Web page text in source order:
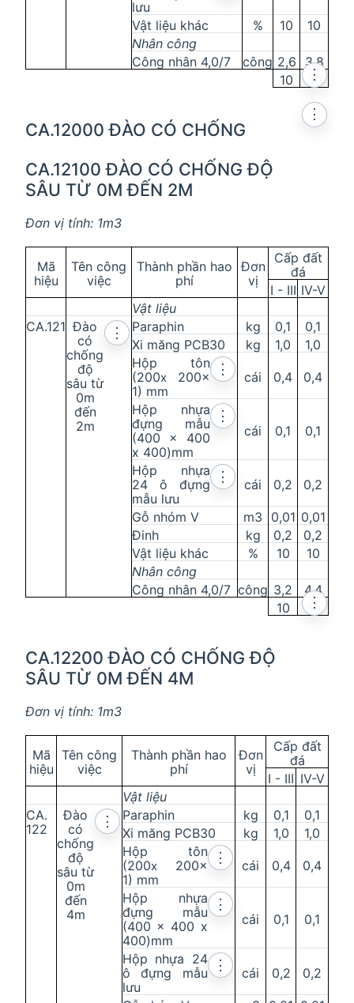
lưu
Vật liệu khác % 10
10
Nhân công
Công nhân 4,0/7
công 2,6
3,8
10
20
CA.12000 ĐÀO CÓ CHỐNG
⋮
CA.12100 ĐÀO CÓ CHỐNG ĐỘ
SÂU TỪ 0M ĐẾN 2M
⋮
Đơn vị tính: 1m3
Mã
hiệu
Tên công
việc
Thành phần hao
phí
Đơn
vị
Cấp đất
đá
I - III IV-V
Vật liệu
CA.121 Đào
có
chống
độ
sâu từ
0m
đến
2m
⋮ Paraphin kg 0,1
0,1
Xi măng PCB30
kg 1,0
1,0
Hộp tôn
(200x 200x
1) mm
⋮ cái 0,4 0,4
Hộp nhựa
đựng mẫu
(400 x 400
x 400)mm
⋮
cái
0,1 0,1
Hộp nhựa
24 ô đựng
mẫu lưu
⋮ cái 0,2 0,2
Gỗ nhóm V m3 0,01 0,01
Đinh
kg 0,2
0,2
Vật liệu khác
% 10
10
Nhân công
Công nhân 4,0/7 công 3,2
4,4
10
20
CA.12200 ĐÀO CÓ CHỐNG ĐỘ
SÂU TỪ 0M ĐẾN 4M
⋮
Đơn vị tính: 1m3
Mã
hiệu
Tên công
việc
Thành phần hao
phí
Đơn
vị
Cấp đất
đá
I - III IV-V
Vật liệu
CA.
122
Đào
có
chống
độ
sâu từ
0m
đến
4m
⋮ Paraphin kg 0,1
0,1
Xi măng PCB30
kg 1,0
1,0
Hộp tôn
(200x 200x
1) mm
⋮ cái 0,4 0,4
Hộp nhựa
đựng mẫu
(400 x 400 x
400)mm
⋮
cái
0,1 0,1
Hộp nhựa 24
ô đựng mẫu
lưu
⋮ cái 0,2 0,2